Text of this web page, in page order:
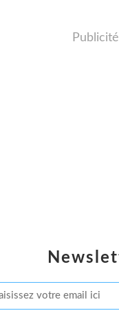
Publicité